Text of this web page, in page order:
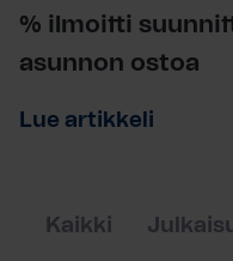
% ilmoitti
asunnon ostoa
Lue artikkeli
Kaikki